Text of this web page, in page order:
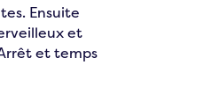
Ensuite
et
et temps